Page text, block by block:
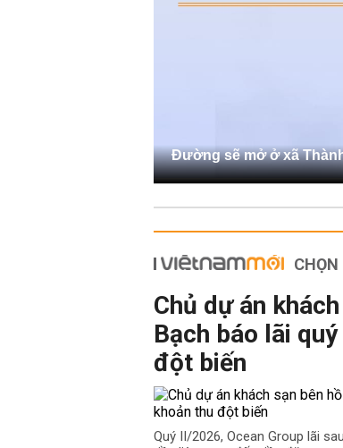
Đường sẽ mở ở xã
CHỌN
Chủ dự án
Bạch báo lãi
đột biến
Quý II/2026, Ocean Group lãi